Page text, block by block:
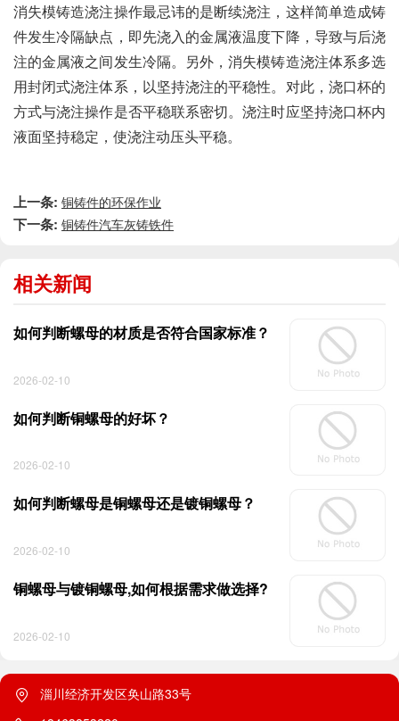
消失模铸造浇注操作最忌讳的是断续浇注，这样简单造成铸
件发生冷隔缺点，即先浇入的金属液温度下降，导致与后浇
注的金属液之间发生冷隔。另外，消失模铸造浇注体系多选
用封闭式浇注体系，以坚持浇注的平稳性。对此，浇口杯的
方式与浇注操作是否平稳联系密切。浇注时应坚持浇口杯内
液面坚持稳定，使浇注动压头平稳。
上一条: 铜铸件的环保作业
下一条: 铜铸件汽车灰铸铁件
相关新闻
如何判断螺母的材质是否符合国家标准？
2026-02-10
如何判断铜螺母的好坏？
2026-02-10
如何判断螺母是铜螺母还是镀铜螺母？
2026-02-10
铜螺母与镀铜螺母,如何根据需求做选择?
2026-02-10
淄川经济开发区奂山路33号